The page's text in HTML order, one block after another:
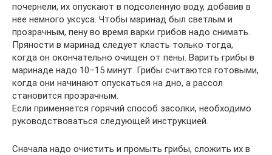
почернели, их опускают в подсоленную воду, добавив в
нее немного уксуса. Чтобы маринад был светлым и
прозрачным, пену во время варки грибов надо снимать.
Пряности в маринад следует класть только тогда,
когда он окончательно очищен от пены. Варить грибы в
маринаде надо 10–15 минут. Грибы считаются готовыми,
когда они начинают опускаться на дно, а рассол
становится прозрачным.
Если применяется горячий способ засолки, необходимо
руководствоваться следующей инструкцией.
Сначала надо очистить и промыть грибы, сложить их в